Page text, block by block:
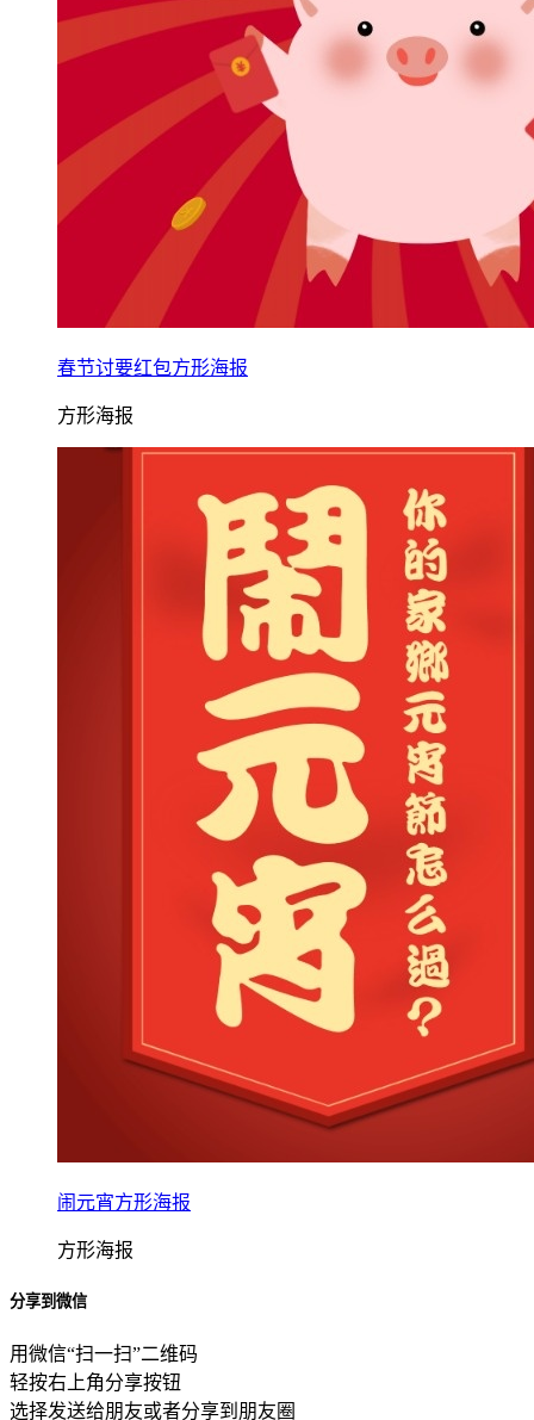
春节讨要红包方形海报
方形海报
闹元宵方形海报
方形海报
分享到微信
用微信“扫一扫”二维码
轻按右上角分享按钮
选择发送给朋友或者分享到朋友圈